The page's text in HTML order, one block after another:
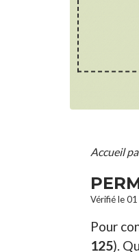
Accueil
Vérifié le
Pour
125).